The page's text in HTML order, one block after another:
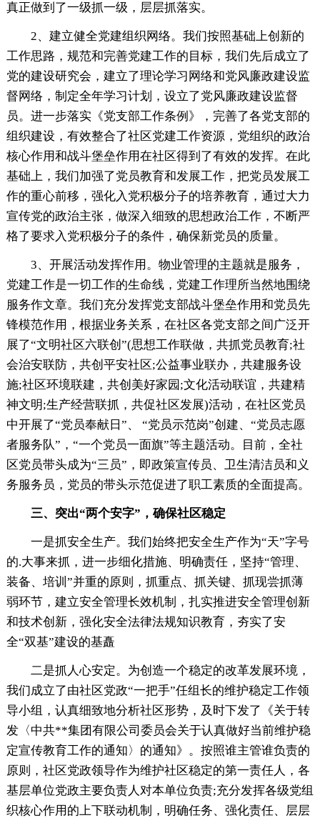
真正做到了一级抓一级，层层抓落实。
2、建立健全党建组织网络。我们按照基础上创新的
工作思路，规范和完善党建工作的目标，我们先后成立了
党的建设研究会，建立了理论学习网络和党风廉政建设监
督网络，制定全年学习计划，设立了党风廉政建设监督
员。进一步落实《党支部工作条例》，完善了各党支部的
组织建设，有效整合了社区党建工作资源，党组织的政治
核心作用和战斗堡垒作用在社区得到了有效的发挥。在此
基础上，我们加强了党员教育和发展工作，把党员发展工
作的重心前移，强化入党积极分子的培养教育，通过大力
宣传党的政治主张，做深入细致的思想政治工作，不断严
格了要求入党积极分子的条件，确保新党员的质量。
3、开展活动发挥作用。物业管理的主题就是服务，
党建工作是一切工作的生命线，党建工作理所当然地围绕
服务作文章。我们充分发挥党支部战斗堡垒作用和党员先
锋模范作用，根据业务关系，在社区各党支部之间广泛开
展了“文明社区六联创”(思想工作联做，共抓党员教育;社
会治安联防，共创平安社区;公益事业联办，共建服务设
施;社区环境联建，共创美好家园;文化活动联谊，共建精
神文明;生产经营联抓，共促社区发展)活动，在社区党员
中开展了“党员奉献日”、 “党员示范岗”创建、“党员志愿
者服务队”，“一个党员一面旗”等主题活动。目前，全社
区党员带头成为“三员”，即政策宣传员、卫生清洁员和义
务服务员，党员的带头示范促进了职工素质的全面提高。
三、突出“两个安字”，确保社区稳定
一是抓安全生产。我们始终把安全生产作为“天”字号
的.大事来抓，进一步细化措施、明确责任，坚持“管理、
装备、培训”并重的原则，抓重点、抓关键、抓现尝抓薄
弱环节，建立安全管理长效机制，扎实推进安全管理创新
和技术创新，强化安全法律法规知识教育，夯实了安
全“双基”建设的基矗
二是抓人心安定。为创造一个稳定的改革发展环境，
我们成立了由社区党政“一把手”任组长的维护稳定工作领
导小组，认真细致地分析社区形势，及时下发了《关于转
发〈中共**集团有限公司委员会关于认真做好当前维护稳
定宣传教育工作的通知〉的通知》。按照谁主管谁负责的
原则，社区党政领导作为维护社区稳定的第一责任人，各
基层单位党政主要负责人对本单位负责;充分发挥各级党组
织核心作用的上下联动机制，明确任务、强化责任、层层